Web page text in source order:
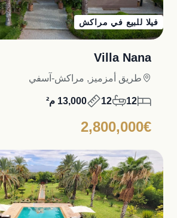
فيلا للبيع في مراكش
Villa Nana
طريق أمزميز, مراكش-آسفي
12
12 13,000 م²
2,800,000€